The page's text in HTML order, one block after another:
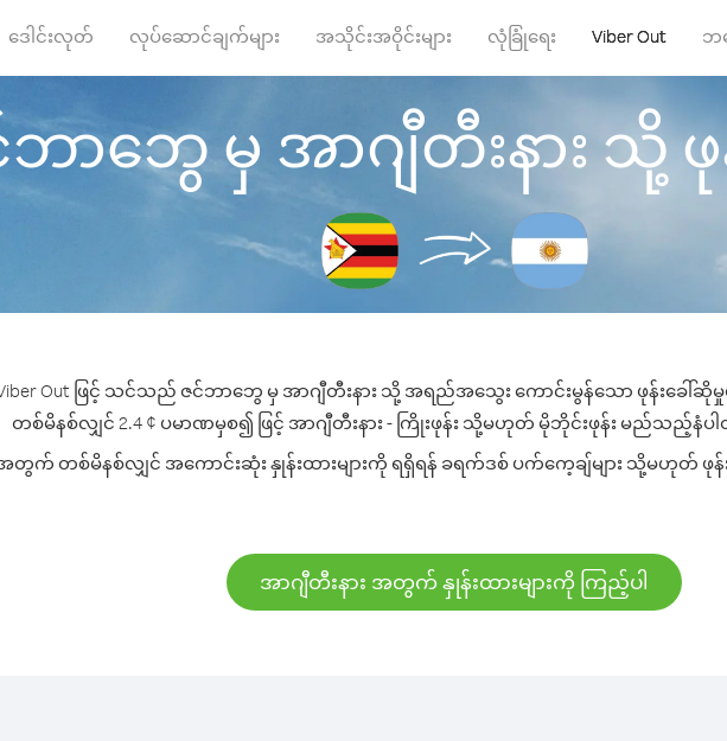
ဒေါင်းလုတ် လုပ်ဆောင်ချက်များ အသိုင်းအဝိုင်းများ လုံခြုံရေး Viber Out ဘ
ာဘွေ မှ အာဂျီတီးနား သို့ ဖု
Out ဖြင့် သင်သည် ဇင်ဘာဘွေ မှ အာဂျီတီးနား သို့ အရည်အသွေး ကောင်းမွန်သော ဖုန်းခေါ်ဆို
တစ်မိနစ်လျှင် 2.4 ¢ ပမာဏမှစ၍ ဖြင့် အာဂျီတီးနား - ကြိုးဖုန်း သို့မဟုတ် မိုဘိုင်းဖုန်း မည်သည့်နံပ
အတွက် တစ်မိနစ်လျှင် အကောင်းဆုံး နှုန်းထားများကို ရရှိရန် ခရက်ဒစ် ပက်ကေ့ချ်များ သို့မဟုတ်
အာဂျီတီးနား အတွက် နှုန်းထားများကို ကြည့်ပါ